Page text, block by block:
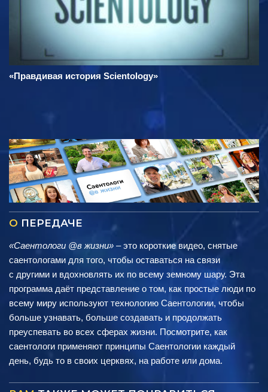
«Правдивая история Scientology»
О ПЕРЕДАЧЕ
«Саентологи @в жизни» – это короткие видео, снятые
саентологами для того, чтобы оставаться на связи
с другими и вдохновлять их по всему земному шару. Эта
программа даёт представление о том, как простые люди по
всему миру используют технологию Саентологии, чтобы
больше узнавать, больше создавать и продолжать
преуспевать во всех сферах жизни. Посмотрите, как
саентологи применяют принципы Саентологии каждый
день, будь то в своих церквях, на работе или дома.